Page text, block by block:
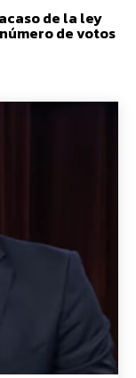
de la ley
de votos